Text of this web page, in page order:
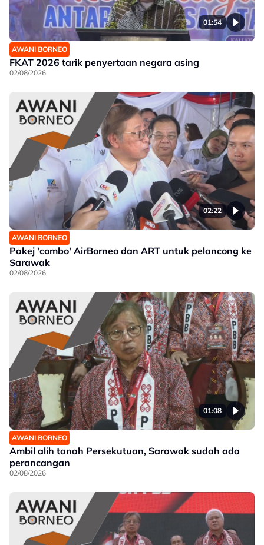
01:54
AWANI BORNEO
FKAT 2026 tarik penyertaan negara asing
02/08/2026
02:22
AWANI BORNEO
Pakej 'combo' AirBorneo dan ART untuk pelancong ke
Sarawak
02/08/2026
01:08
AWANI BORNEO
Ambil alih tanah Persekutuan, Sarawak sudah ada
perancangan
02/08/2026